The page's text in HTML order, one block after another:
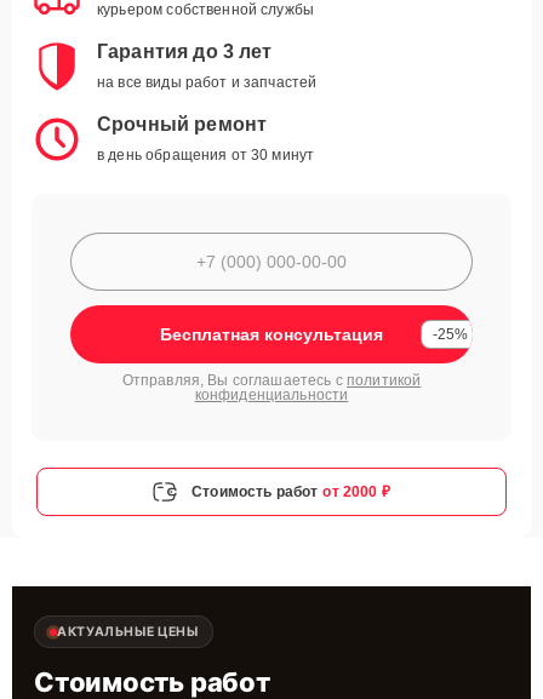
курьером собственной службы
Гарантия до 3 лет
на все виды работ и запчастей
Срочный ремонт
в день обращения от 30 минут
Бесплатная консультация -25%
Отправляя, Вы соглашаетесь с политикой
конфиденциальности
Стоимость работ от 2000 ₽
АКТУАЛЬНЫЕ ЦЕНЫ
Стоимость работ